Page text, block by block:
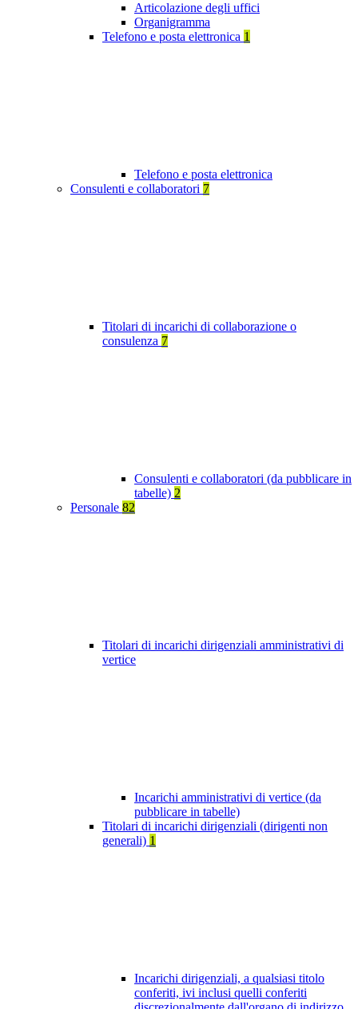
Articolazione degli uffici
Organigramma
Telefono e posta elettronica 1
Telefono e posta elettronica
Consulenti e collaboratori 7
Titolari di incarichi di collaborazione o
consulenza 7
Consulenti e collaboratori (da pubblicare in
tabelle) 2
Personale 82
Titolari di incarichi dirigenziali amministrativi di
vertice
Incarichi amministrativi di vertice (da
pubblicare in tabelle)
Titolari di incarichi dirigenziali (dirigenti non
generali) 1
Incarichi dirigenziali, a qualsiasi titolo
conferiti, ivi inclusi quelli conferiti